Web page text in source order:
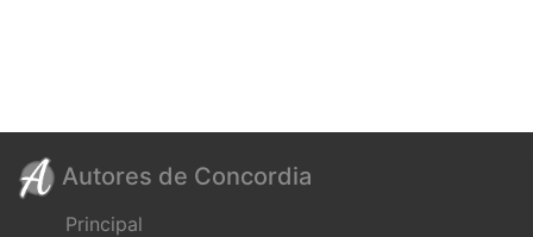
Autores de Concordia
Principal